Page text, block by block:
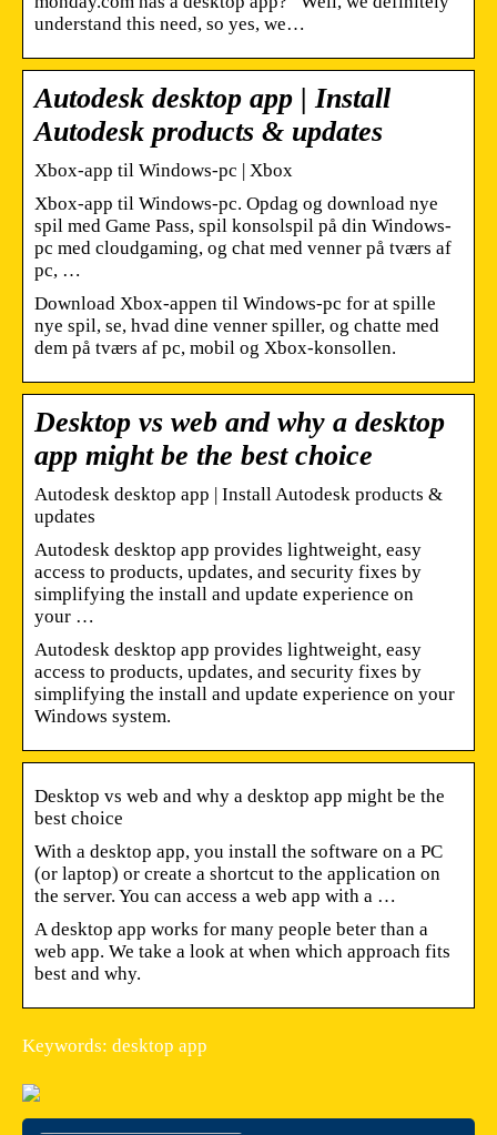
understand this need, so yes, we…
Autodesk desktop app | Install
Autodesk products & updates
Xbox-app til Windows-pc | Xbox
Xbox-app til Windows-pc. Opdag og download nye
spil med Game Pass, spil konsolspil på din Windows-
pc med cloudgaming, og chat med venner på tværs af
pc, …
Download Xbox-appen til Windows-pc for at spille
nye spil, se, hvad dine venner spiller, og chatte med
dem på tværs af pc, mobil og Xbox-konsollen.
Desktop vs web and why a desktop
app might be the best choice
Autodesk desktop app | Install Autodesk products &
updates
Autodesk desktop app provides lightweight, easy
access to products, updates, and security fixes by
simplifying the install and update experience on
your …
Autodesk desktop app provides lightweight, easy
access to products, updates, and security fixes by
simplifying the install and update experience on your
Windows system.
Desktop vs web and why a desktop app might be the
best choice
With a desktop app, you install the software on a PC
(or laptop) or create a shortcut to the application on
the server. You can access a web app with a …
A desktop app works for many people beter than a
web app. We take a look at when which approach fits
best and why.
Keywords: desktop app